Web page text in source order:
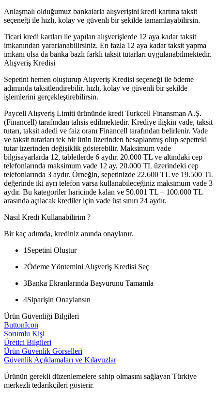
Anlaşmalı olduğumuz bankalarla alışverişini kredi kartına taksit
seçeneği ile hızlı, kolay ve güvenli bir şekilde tamamlayabilirsin.
Ticari kredi kartları ile yapılan alışverişlerde 12 aya kadar taksit
imkanından yararlanabilirsiniz. En fazla 12 aya kadar taksit yapma
imkanı olsa da banka bazlı farklı taksit tutarları uygulanabilmektedir.
Alışveriş Kredisi
Sepetini hemen oluşturup Alışveriş Kredisi seçeneği ile ödeme
adımında taksitlendirebilir, hızlı, kolay ve güvenli bir şekilde
işlemlerini gerçekleştirebilirsin.
Paycell Alışveriş Limiti ürününde kredi Turkcell Finansman A.Ş.
(Financell) tarafından tahsis edilmektedir. Krediye ilişkin vade, taksit
tutarı, taksit adedi ve faiz oranı Financell tarafından belirlenir. Vade
ve taksit tutarları tek bir ürün üzerinden hesaplanmış olup sepetteki
tutar üzerinden değişiklik gösterebilir. Maksimum vade
bilgisayarlarda 12, tabletlerde 6 aydır. 20.000 TL ve altındaki cep
telefonlarında maksimum vade 12 ay, 20.000 TL üzerindeki cep
telefonlarında 3 aydır. Örneğin, sepetinizde 22.600 TL ve 19.500 TL
değerinde iki ayrı telefon varsa kullanabileceğiniz maksimum vade 3
aydır. Bu kategoriler haricinde kalan ve 50.001 TL – 100.000 TL
arasında açılacak krediler için vade üst sınırı 24 aydır.
Nasıl Kredi Kullanabilirim ?
Bir kaç adımda, krediniz anında onaylanır.
1 Sepetini Oluştur
2Ödeme Yöntemini Alışveriş Kredisi Seç
3Banka Ekranlarında Başvurunu Tamamla
4Siparişin Onaylansın
Ürün Güvenliği Bilgileri
ButtonIcon
Sorumlu Kişi
Üretici Bilgileri
Ürün Güvenlik Görselleri
Güvenlik Açıklamaları ve Kılavuzlar
Ürünün gerekli düzenlemelere sahip olmasını sağlayan Türkiye
merkezli tedarikçileri gösterir.